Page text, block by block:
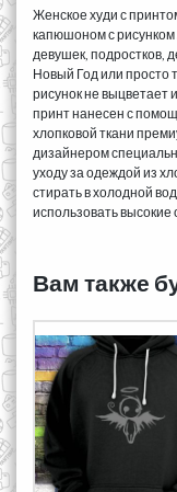
Женское худи с
капюшоном с
девушек, подростков,
Новый Год или просто
рисунок не выцветает
принт нанесен с
хлопковой ткани
дизайнером
уходу за одеждой из
стирать в холодной
использовать
Вам также